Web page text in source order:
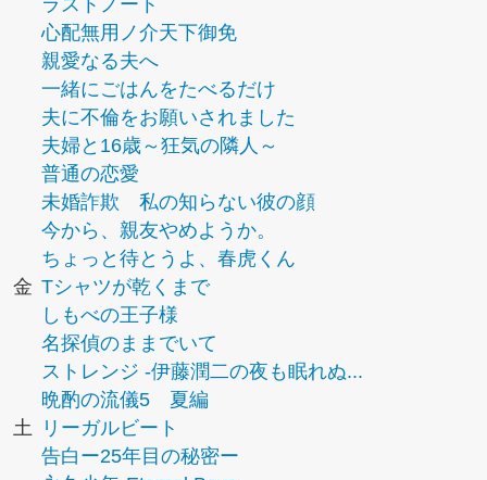
ラストノート
心配無用ノ介天下御免
親愛なる夫へ
一緒にごはんをたべるだけ
夫に不倫をお願いされました
夫婦と16歳～狂気の隣人～
普通の恋愛
未婚詐欺 私の知らない彼の顔
今から、親友やめようか。
ちょっと待とうよ、春虎くん
金 Tシャツが乾くまで
しもべの王子様
名探偵のままでいて
ストレンジ -伊藤潤二の夜も眠れぬ...
晩酌の流儀5 夏編
土
リーガルビート
告白ー25年目の秘密ー